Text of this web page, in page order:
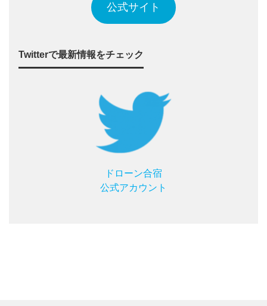
公式サイト
Twitterで最新情報をチェック
ドローン合宿
公式アカウント